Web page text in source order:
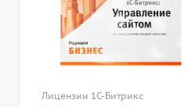
Лицензии 1С-Битрикс